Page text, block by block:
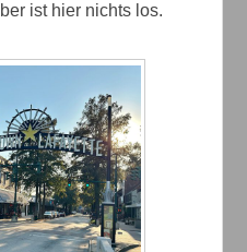
ist hier nichts los.